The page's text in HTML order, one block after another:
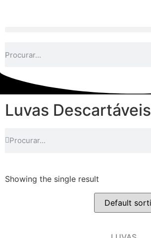
Luvas Descartáveis
Showing the single result